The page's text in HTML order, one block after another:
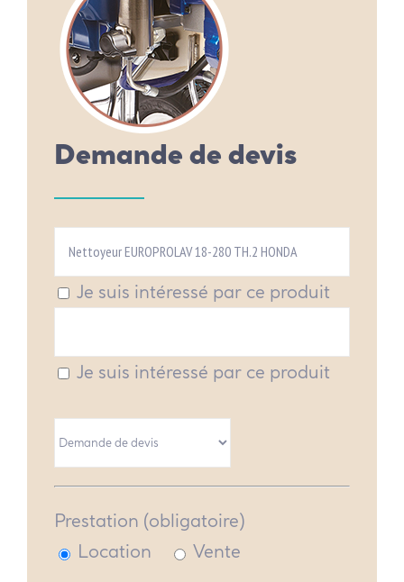
Demande de devis
Je suis intéressé par ce produit
Je suis intéressé par ce produit
Prestation (obligatoire)
Location
Vente